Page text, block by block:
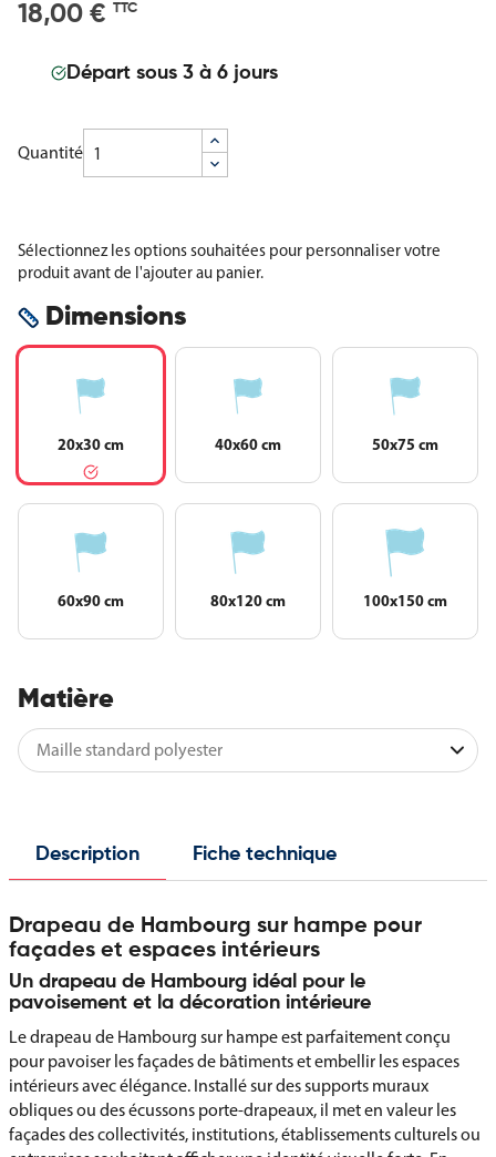
18,00 € TTC
Départ sous 3 à 6 jours
Quantité
Sélectionnez les options souhaitées pour personnaliser votre
produit avant de l'ajouter au panier.
Dimensions
20x30 cm 40x60 cm 50x75 cm
60x90 cm 80x120 cm 100x150 cm
Matière
Description Fiche technique
Drapeau de Hambourg sur hampe pour
façades et espaces intérieurs
Un drapeau de Hambourg idéal pour le
pavoisement et la décoration intérieure
Le drapeau de Hambourg sur hampe est parfaitement conçu
pour pavoiser les façades de bâtiments et embellir les espaces
intérieurs avec élégance. Installé sur des supports muraux
obliques ou des écussons porte-drapeaux, il met en valeur les
façades des collectivités, institutions, établissements culturels ou